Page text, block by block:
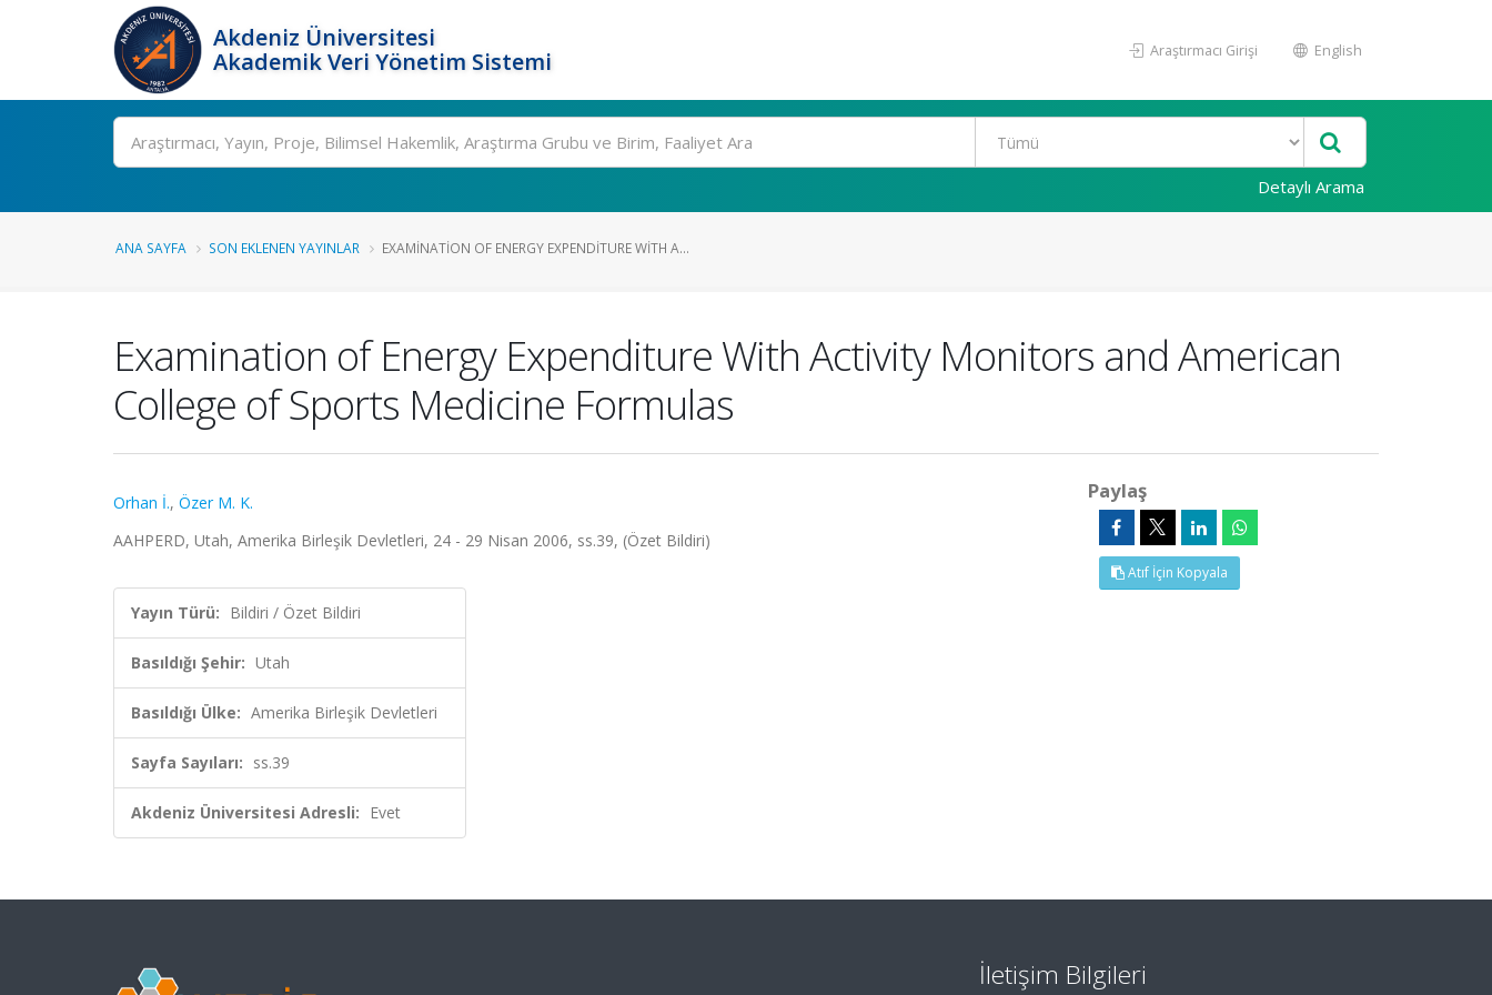
Akdeniz Üniversitesi
Akademik Veri Yönetim Sistemi
Araştırmacı Girişi English
Ara
Detaylı Arama
ANA SAYFA SON EKLENEN YAYINLAR EXAMINATION OF ENERGY EXPENDITURE WITH A...
Examination of Energy Expenditure With Activity Monitors and American
College of Sports Medicine Formulas
Orhan İ., Özer M. K.
AAHPERD, Utah, Amerika Birleşik Devletleri, 24 - 29 Nisan 2006, ss.39, (Özet Bildiri)
Yayın Türü: Bildiri / Özet Bildiri
Basıldığı Şehir: Utah
Basıldığı Ülke: Amerika Birleşik Devletleri
Sayfa Sayıları: ss.39
Akdeniz Üniversitesi Adresli: Evet
Paylaş
Atıf İçin Kopyala
İletişim Bilgileri